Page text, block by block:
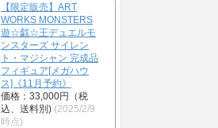
【限定販売】ART
WORKS MONSTERS
遊☆戯☆王デュエルモ
ンスターズ サイレン
ト・マジシャン 完成品
フィギュア[メガハウ
ス]《11月予約》
価格：33,000円（税
込、送料別) (2025/2/9
時点)